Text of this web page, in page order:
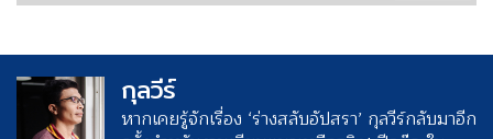
กุลวีร์
หากเคยรู้จักเรื่อง ‘ร่างสลับอัปสรา’ กุลวีร์กลับมาอีก